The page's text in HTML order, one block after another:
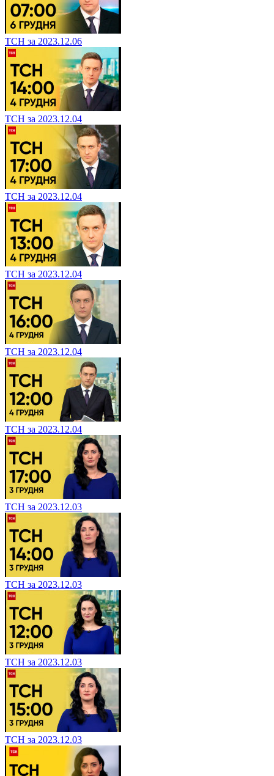
ТСН за 2023.12.06
ТСН за 2023.12.04
ТСН за 2023.12.04
ТСН за 2023.12.04
ТСН за 2023.12.04
ТСН за 2023.12.04
ТСН за 2023.12.03
ТСН за 2023.12.03
ТСН за 2023.12.03
ТСН за 2023.12.03